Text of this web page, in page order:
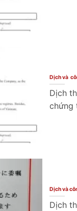
Dịch và
Dịch
chứng
Dịch và
Dịch